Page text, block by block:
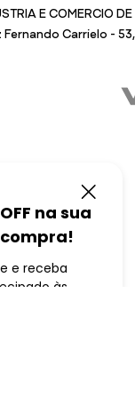
E COMERCIO
Fernando Carrielo -